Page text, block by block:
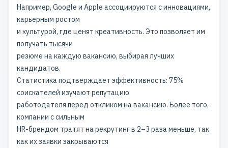
Например, Google и Apple ассоциируются с инновациями,
карьерным ростом
и культурой, где ценят креативность. Это позволяет им
получать тысячи
резюме на каждую вакансию, выбирая лучших
кандидатов.
Статистика подтверждает эффективность: 75%
соискателей изучают репутацию
работодателя перед откликом на вакансию. Более того,
компании с сильным
HR-брендом тратят на рекрутинг в 2–3 раза меньше, так
как их заявки закрываются